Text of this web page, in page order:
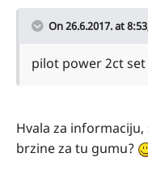
On 26.6.2017. at
pilot power 2ct
Hvala za
brzine za tu gumu?